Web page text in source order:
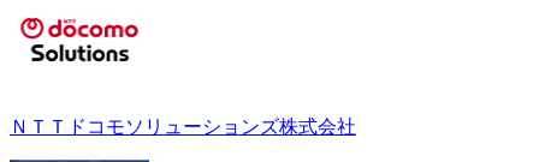
ＮＴＴドコモソリューションズ株式会社